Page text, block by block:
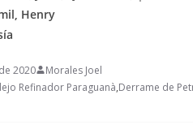
Henry
2020
Morales Joel
Refinador Paraguanà,Derrame de